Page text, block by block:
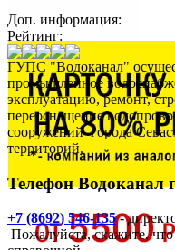
Доп. информация:
Рейтинг:
ГУПС "Водоканал"
промышленное
эксплуатацию, ремонт,
переоснащение
сооружений города
территорий.
Телефон Водоканал
+7 (8692) 546-135-
Пожалуйста, скажите,